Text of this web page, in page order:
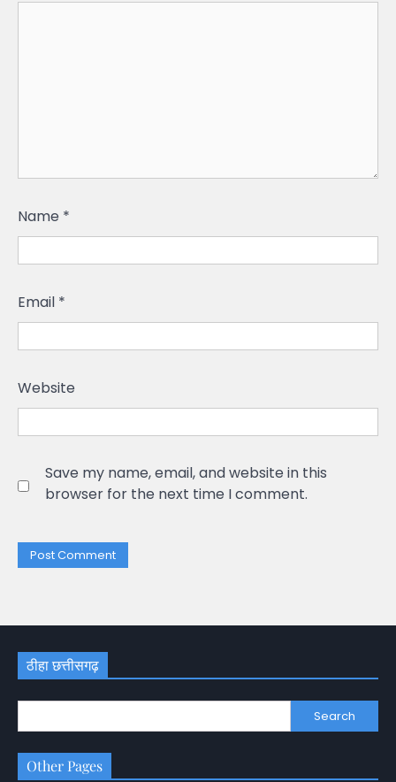
Name *
Email *
Website
Save my name, email, and website in this
browser for the next time I comment.
ठीहा छत्तीसगढ़
Search
Other Pages